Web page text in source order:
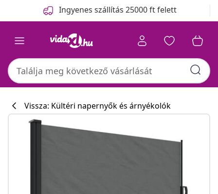
Ingyenes szállítás 25000 ft felett
Vissza: Kültéri napernyők és árnyékolók